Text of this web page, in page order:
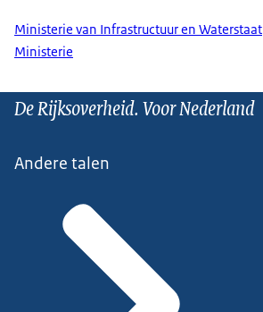
Ministerie van Infrastructuur en Waterstaat
Ministerie
De Rijksoverheid. Voor Nederland
Andere talen